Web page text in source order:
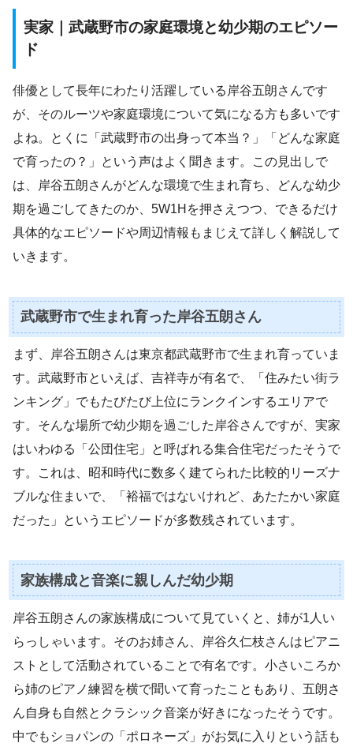
実家｜武蔵野市の家庭環境と幼少期のエピソー
ド
俳優として長年にわたり活躍している岸谷五朗さんです
が、そのルーツや家庭環境について気になる方も多いです
よね。とくに「武蔵野市の出身って本当？」「どんな家庭
で育ったの？」という声はよく聞きます。この見出しで
は、岸谷五朗さんがどんな環境で生まれ育ち、どんな幼少
期を過ごしてきたのか、5W1Hを押さえつつ、できるだけ
具体的なエピソードや周辺情報もまじえて詳しく解説して
いきます。
武蔵野市で生まれ育った岸谷五朗さん
まず、岸谷五朗さんは東京都武蔵野市で生まれ育っていま
す。武蔵野市といえば、吉祥寺が有名で、「住みたい街ラ
ンキング」でもたびたび上位にランクインするエリアで
す。そんな場所で幼少期を過ごした岸谷さんですが、実家
はいわゆる「公団住宅」と呼ばれる集合住宅だったそうで
す。これは、昭和時代に数多く建てられた比較的リーズナ
ブルな住まいで、「裕福ではないけれど、あたたかい家庭
だった」というエピソードが多数残されています。
家族構成と音楽に親しんだ幼少期
岸谷五朗さんの家族構成について見ていくと、姉が1人い
らっしゃいます。そのお姉さん、岸谷久仁枝さんはピアニ
ストとして活動されていることで有名です。小さいころか
ら姉のピアノ練習を横で聞いて育ったこともあり、五朗さ
ん自身も自然とクラシック音楽が好きになったそうです。
中でもショパンの「ポロネーズ」がお気に入りという話も